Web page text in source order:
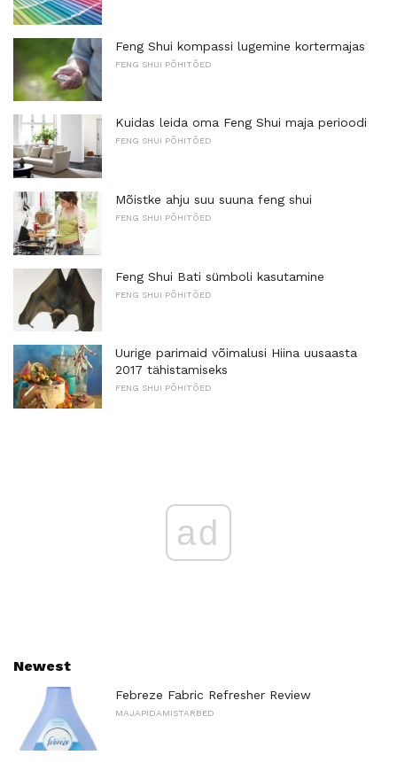
Feng Shui kompassi lugemine kortermajas
FENG SHUI PÕHITÕED
Kuidas leida oma Feng Shui maja perioodi
FENG SHUI PÕHITÕED
Mõistke ahju suu suuna feng shui
FENG SHUI PÕHITÕED
Feng Shui Bati sümboli kasutamine
FENG SHUI PÕHITÕED
Uurige parimaid võimalusi Hiina uusaasta
2017 tähistamiseks
FENG SHUI PÕHITÕED
ad
Newest
Febreze Fabric Refresher Review
MAJAPIDAMISTARBED